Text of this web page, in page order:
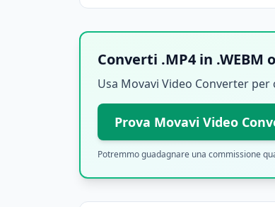
Converti .MP4 in .WEBM
Usa Movavi Video Converter
Prova Movavi Video
Potremmo guadagnare una commissione